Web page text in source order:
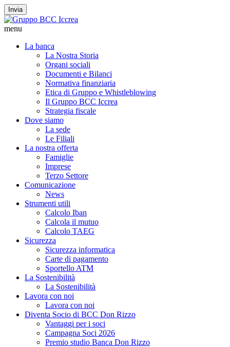
Invia
menu
La banca
La Nostra Storia
Organi sociali
Documenti e Bilanci
Normativa finanziaria
Etica di Gruppo e Whistleblowing
Il Gruppo BCC Iccrea
Strategia fiscale
Dove siamo
La sede
Le Filiali
La nostra offerta
Famiglie
Imprese
Terzo Settore
Comunicazione
News
Strumenti utili
Calcolo Iban
Calcola il mutuo
Calcolo TAEG
Sicurezza
Sicurezza informatica
Carte di pagamento
Sportello ATM
La Sostenibilità
La Sostenibilità
Lavora con noi
Lavora con noi
Diventa Socio di BCC Don Rizzo
Vantaggi per i soci
Campagna Soci 2026
Premio studio Banca Don Rizzo